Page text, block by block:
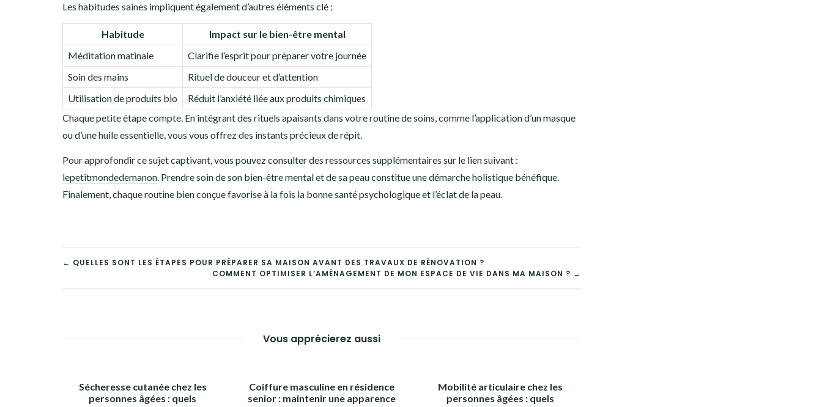
Les habitudes saines impliquent également d’autres éléments clé :
Habitude
Impact sur le bien-être mental
Méditation matinale
Clarifie l’esprit pour préparer votre journée
Soin des mains
Rituel de douceur et d’attention
Utilisation de produits bio
Réduit l’anxiété liée aux produits chimiques
Chaque petite étape compte. En intégrant des rituels apaisants dans votre routine de soins, comme l’application d’un masque
ou d’une huile essentielle, vous vous offrez des instants précieux de répit.
Pour approfondir ce sujet captivant, vous pouvez consulter des ressources supplémentaires sur le lien suivant :
lepetitmondedemanon. Prendre soin de son bien-être mental et de sa peau constitue une démarche holistique bénéfique.
Finalement, chaque routine bien conçue favorise à la fois la bonne santé psychologique et l’éclat de la peau.
NAVIGATION
DE
← QUELLES SONT LES ÉTAPES POUR PRÉPARER SA MAISON AVANT DES TRAVAUX DE RÉNOVATION ?
COMMENT OPTIMISER L’AMÉNAGEMENT DE MON ESPACE DE VIE DANS MA MAISON ? →
Vous apprécierez aussi
Sécheresse cutanée chez les
personnes âgées : quels
Coiffure masculine en résidence
senior : maintenir une apparence
Mobilité articulaire chez les
personnes âgées : quels